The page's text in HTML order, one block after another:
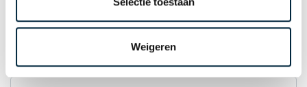
Weigeren
E-Mail zur Auftragsbestätigung